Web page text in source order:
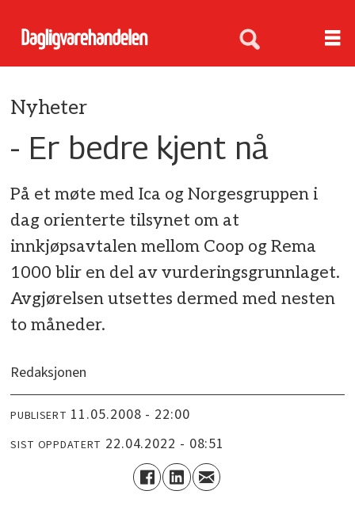
Nyheter
- Er bedre kjent nå
På et møte med Ica og Norgesgruppen i
dag orienterte tilsynet om at
innkjøpsavtalen mellom Coop og Rema
1000 blir en del av vurderingsgrunnlaget.
Avgjørelsen utsettes dermed med nesten
to måneder.
Redaksjonen
PUBLISERT 11.05.2008 - 22:00
SIST OPPDATERT 22.04.2022 - 08:51